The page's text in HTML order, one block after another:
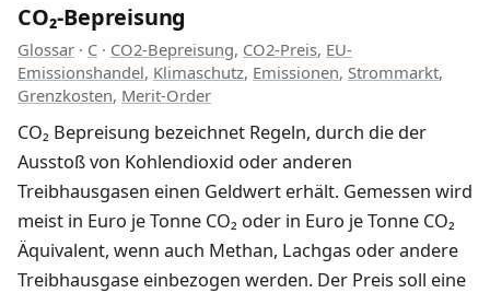
CO₂-Bepreisung
Glossar · C · CO2-Bepreisung, CO2-Preis, EU-
Emissionshandel, Klimaschutz, Emissionen, Strommarkt,
Grenzkosten, Merit-Order
CO₂ Bepreisung bezeichnet Regeln, durch die der
Ausstoß von Kohlendioxid oder anderen
Treibhausgasen einen Geldwert erhält. Gemessen wird
meist in Euro je Tonne CO₂ oder in Euro je Tonne CO₂
Äquivalent, wenn auch Methan, Lachgas oder andere
Treibhausgase einbezogen werden. Der Preis soll eine